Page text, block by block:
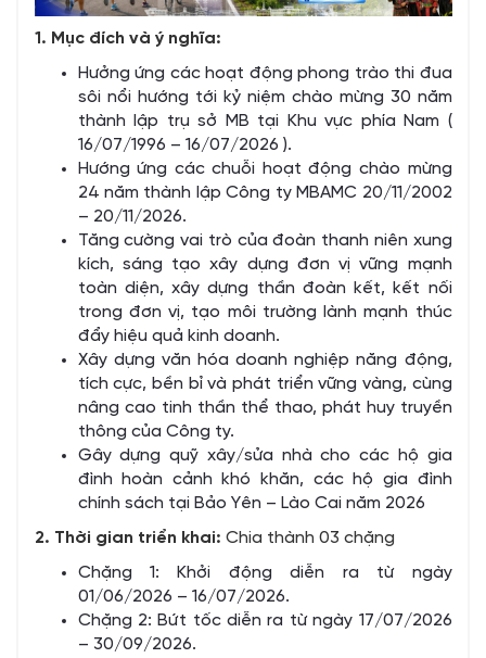
1. Mục đích và ý nghĩa:
Hưởng ứng các hoạt động phong trào thi đua
sôi nổi hướng tới kỷ niệm chào mừng 30 năm
thành lập trụ sở MB tại Khu vực phía Nam (
16/07/1996 – 16/07/2026 ).
Hướng ứng các chuỗi hoạt động chào mừng
24 năm thành lập Công ty MBAMC 20/11/2002
– 20/11/2026.
Tăng cường vai trò của đoàn thanh niên xung
kích, sáng tạo xây dựng đơn vị vững mạnh
toàn diện, xây dựng thần đoàn kết, kết nối
trong đơn vị, tạo môi trường lành mạnh thúc
đẩy hiệu quả kinh doanh.
Xây dựng văn hóa doanh nghiệp năng động,
tích cực, bền bỉ và phát triển vững vàng, cùng
nâng cao tinh thần thể thao, phát huy truyền
thông của Công ty.
Gây dựng quỹ xây/sửa nhà cho các hộ gia
đình hoàn cảnh khó khăn, các hộ gia đình
chính sách tại Bảo Yên – Lào Cai năm 2026
2. Thời gian triển khai: Chia thành 03 chặng
Chặng 1: Khởi động diễn ra từ ngày
01/06/2026 – 16/07/2026.
Chặng 2: Bứt tốc diễn ra từ ngày 17/07/2026
– 30/09/2026.